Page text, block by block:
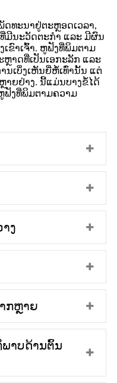
ທະນາຢູ່ຕະຫຼອດເວລາ,
ມີນະວັດຕະກໍາ ແລະ ມີຜົນ
ເຂົາເຈົ້າ. ຫູຟັງທີ່ພິມຕາມ
າດທີ່ເປັນເອກະລັກ ແລະ
ເບິ່ງເຫັນຍີ່ຫໍ້ເທົ່ານັ້ນ ແຕ່
ຍຢ່າງ. ນີ້ແມ່ນບາງຂໍ້ໄດ້
ຟັງທີ່ພິມຕາມຄວາມ
ງ
ກຫຼາຍ
າບດ້ານຕົ້ນ